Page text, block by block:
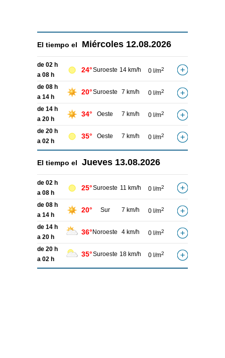
El tiempo el Miércoles 12.08.2026
de 02 h
a 08 h
24°Suroeste 14 km/h 0 l/m2
de 08 h
a 14 h
20°Suroeste 7 km/h 0 l/m2
de 14 h
a 20 h
34° Oeste 7 km/h 0 l/m2
de 20 h
a 02 h
35° Oeste 7 km/h 0 l/m2
El tiempo el Jueves 13.08.2026
de 02 h
a 08 h
25°Suroeste 11 km/h 0 l/m2
de 08 h
a 14 h
20° Sur 7 km/h 0 l/m2
de 14 h
a 20 h
36° Noroeste 4 km/h 0 l/m2
de 20 h
a 02 h
35°Suroeste 18 km/h 0 l/m2